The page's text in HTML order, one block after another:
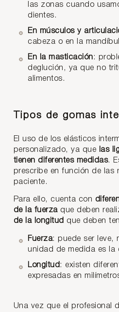
las zonas cuando
dientes.
En músculos y
cabeza o en la
En la masticación:
deglución, ya que no
alimentos.
Tipos de gomas
El uso de los elásticos
personalizado, ya que las
tienen diferentes medidas.
prescribe en función de las
paciente.
Para ello, cuenta con
de la fuerzaque deben
de la longitud que deben
Fuerza: puede ser leve,
unidad de medida es la
Longitud : existen
expresadas en
Una vez que el profesional